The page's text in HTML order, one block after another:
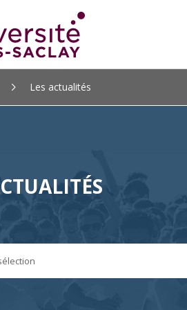
Les actualités